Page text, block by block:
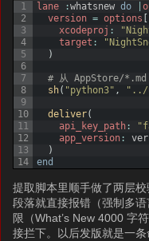
1
2
3
4
5
6
7
8
9
10
11
12
13
14
lane :whatsnew do |
version = options
xcodeproj :
target :
)
# 从 AppStore/
sh( "python3" , "../
deliver(
api_key_path :
app_version:
)
end
提取脚本里顺手做了两层
段落就直接报错（强制多
限（What’s New 4000 字
接拦下。以后发版就是一条